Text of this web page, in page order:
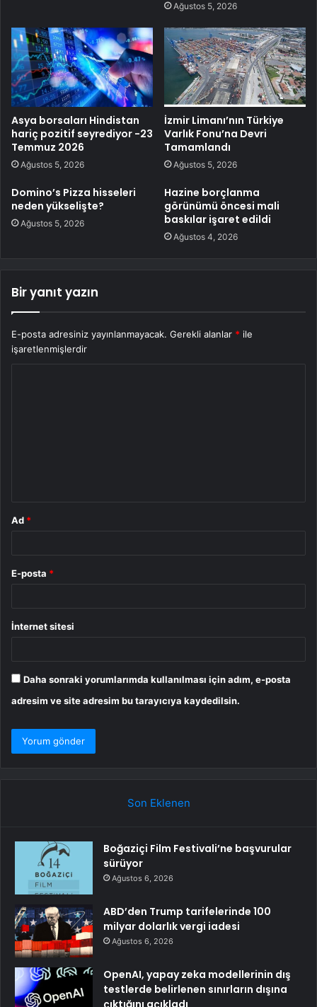
Ağustos 5, 2026
Asya borsaları Hindistan
hariç pozitif seyrediyor -23
Temmuz 2026
Ağustos 5, 2026
İzmir Limanı’nın Türkiye
Varlık Fonu’na Devri
Tamamlandı
Ağustos 5, 2026
Domino’s Pizza hisseleri
neden yükselişte?
Ağustos 5, 2026
Hazine borçlanma
görünümü öncesi mali
baskılar işaret edildi
Ağustos 4, 2026
Bir yanıt yazın
E-posta adresiniz yayınlanmayacak. Gerekli alanlar * ile
işaretlenmişlerdir
Ad *
E-posta *
İnternet sitesi
Daha sonraki yorumlarımda kullanılması için adım, e-posta
adresim ve site adresim bu tarayıcıya kaydedilsin.
Son Eklenen
Boğaziçi Film Festivali’ne başvurular
sürüyor
Ağustos 6, 2026
ABD’den Trump tarifelerinde 100
milyar dolarlık vergi iadesi
Ağustos 6, 2026
OpenAI, yapay zeka modellerinin dış
testlerde belirlenen sınırların dışına